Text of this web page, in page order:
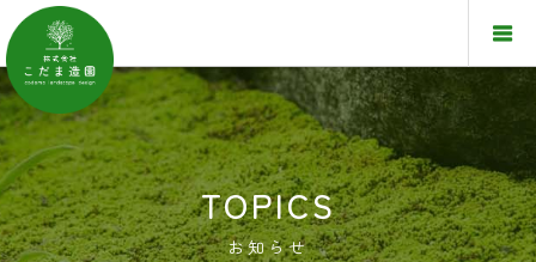
TOPICS
お知らせ